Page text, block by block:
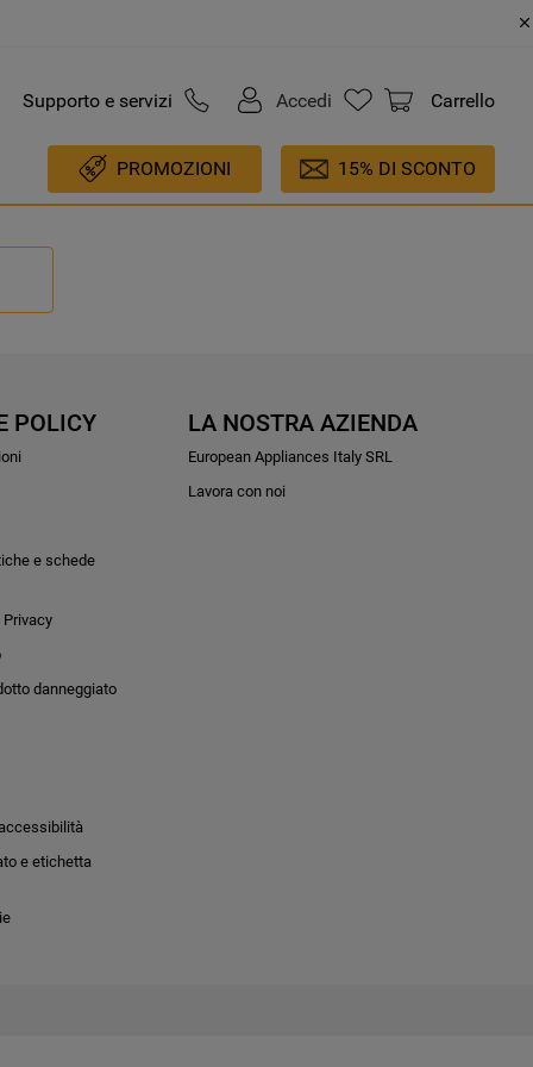
Supporto e servizi Accedi Carrello
PROMOZIONI 15% DI SCONTO
POLICY
e schede
danneggiato
e etichetta
LA NOSTRA AZIENDA
European Appliances Italy SRL
Lavora con noi